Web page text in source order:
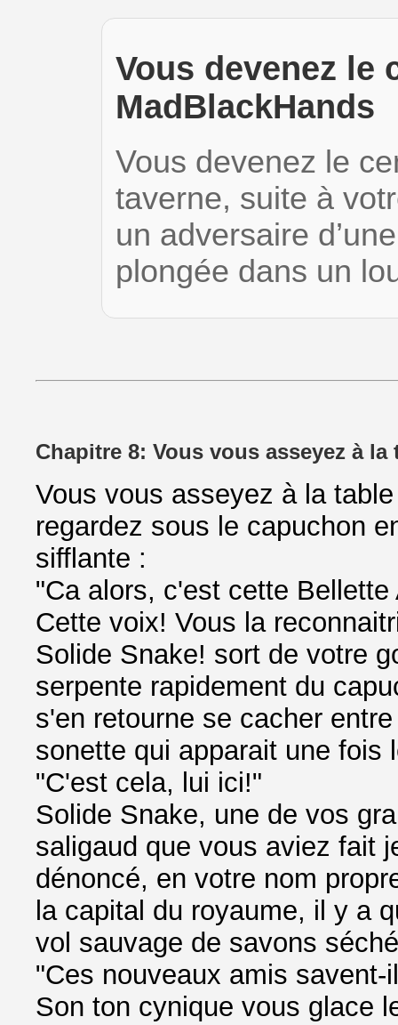
Vous devenez le
MadBlackHands
Vous devenez le
taverne, suite à
un adversaire
plongée dans un
Chapitre 8: Vous vous asseyez à la
Vous vous asseyez à la
regardez sous le capuchon
sifflante :
"Ca alors, c'est cette
Cette voix! Vous la
Solide Snake! sort de votre
serpente rapidement du
s'en retourne se cacher
sonette qui apparait une fois
"C'est cela, lui ici!"
Solide Snake, une de vos
saligaud que vous aviez fait
dénoncé, en votre nom
la capital du royaume, il y a
vol sauvage de savons
"Ces nouveaux amis
Son ton cynique vous glace